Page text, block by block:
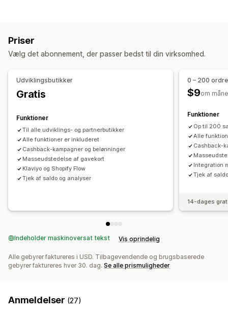
Tilpasset design
Saldoside
Gavebeskeder
Massesend Tilpasset dato Planlagt levering
Priser
Vælg det abonnement, der passer bedst til din virksomhed.
Udviklingsbutikker
Gratis
Funktioner
Til alle udviklings- og partnerbutikker
Alle funktioner er inkluderet
Cashback-kampagner og belønninger
Masseudstedelse af gavekort
Klaviyo og Shopify Flow
Tjek af saldo og analyser
0 – 200
$9om
Funktioner
Op til 200
Alle
Cashback-
Integration
Tjek af
14-dages
Indeholder maskinoversat tekst Vis oprindelig
Alle gebyrer faktureres i USD. Tilbagevendende og brugsbaserede
gebyrer faktureres hver 30. dag. Se alle prismuligheder
Anmeldelser (27)